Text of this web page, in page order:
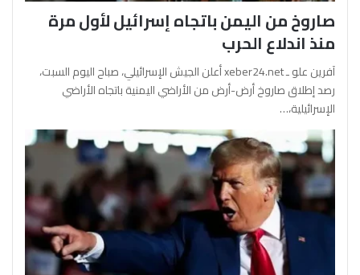
صاروخ من اليمن باتجاه إسرائيل لأول مرة
منذ اندلاع الحرب
آفرين علو ـ xeber24.net أعلن الجيش الإسرائيلي، صباح اليوم السبت،
رصد إطلاق صاروخ أرض-أرض من الأراضي اليمنية باتجاه الأراضي
الإسرائيلية،…